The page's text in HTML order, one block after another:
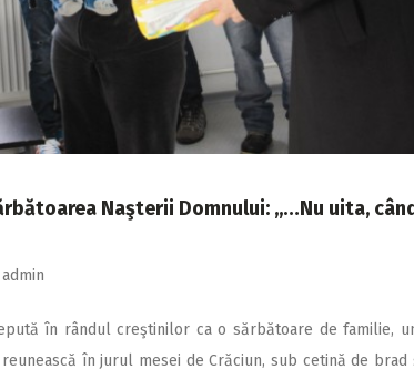
Naşterii Domnului: ,,…Nu uita,
admin
în rândul creştinilor ca o sărbătoare de familie,
în jurul mesei de Crăciun, sub cetină de brad